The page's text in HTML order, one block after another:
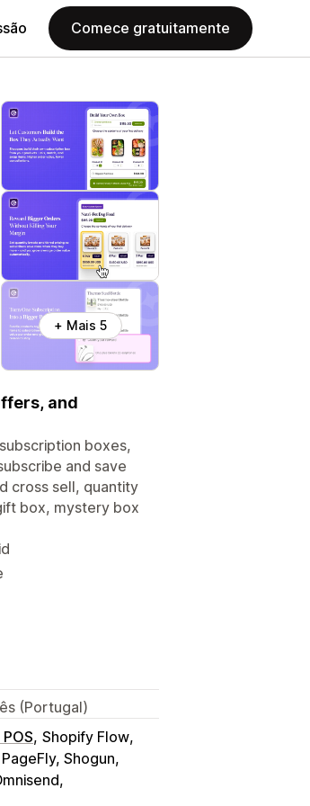
Comece gratuitamente
+ Mais 5
and
boxes,
and save
cross sell, quantity
box, mystery box
(Portugal)
Shopify Flow
Shogun